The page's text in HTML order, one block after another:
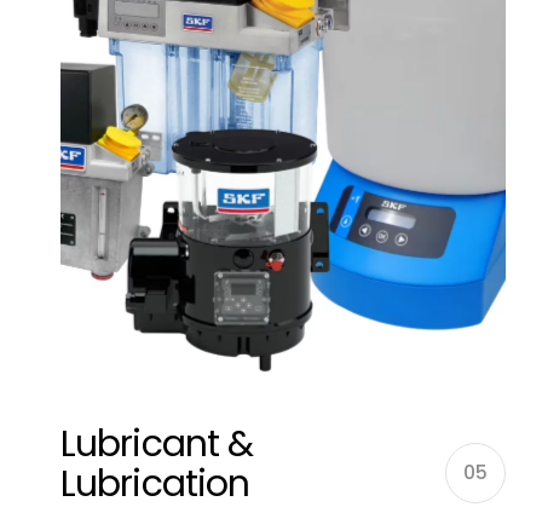
Lubricant &
Lubrication 05